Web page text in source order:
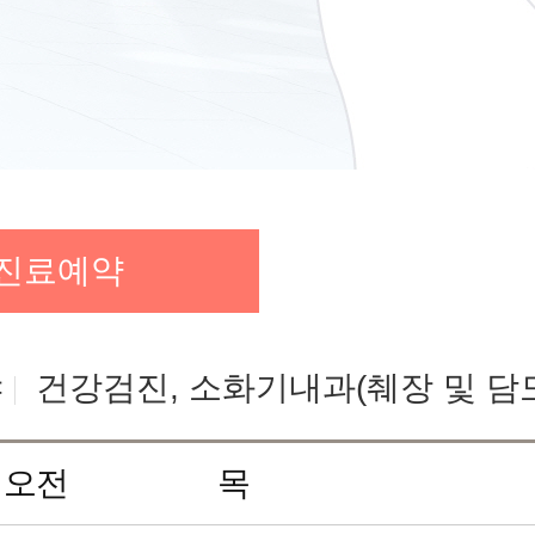
료예약
건강검진, 소화기내과(췌장 및 담
오전 목